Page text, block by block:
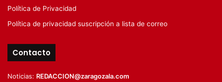
Política de Privacidad
Política de privacidad suscripción a lista de correo
Contacto
Noticias: REDACCION@zaragozala.com